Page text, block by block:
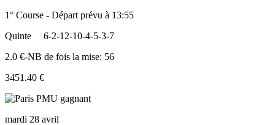
1° Course - Départ prévu à 13:55
Quinte
6-2-12-10-4-5-3-7
2.0 €-NB de fois la mise: 56
3451.40 €
mardi 28 avril